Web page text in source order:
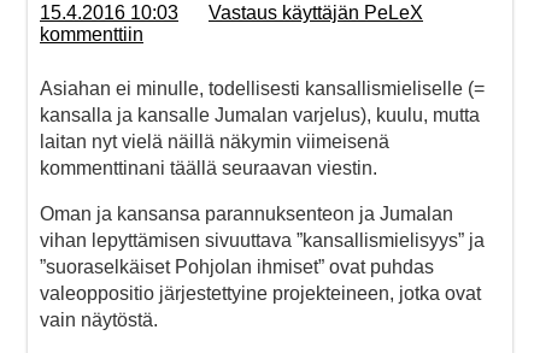
15.4.2016 10:03
Vastaus käyttäjän PeLeX
kommenttiin
Asiahan ei minulle, todellisesti kansallismieliselle (=
kansalla ja kansalle Jumalan varjelus), kuulu, mutta
laitan nyt vielä näillä näkymin viimeisenä
kommenttinani täällä seuraavan viestin.
Oman ja kansansa parannuksenteon ja Jumalan
vihan lepyttämisen sivuuttava ”kansallismielisyys” ja
”suoraselkäiset Pohjolan ihmiset” ovat puhdas
valeoppositio järjestettyine projekteineen, jotka ovat
vain näytöstä.